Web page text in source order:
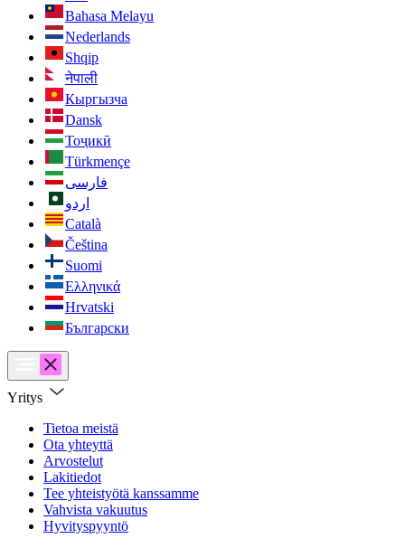
Bahasa Melayu
Nederlands
Shqip
नेपाली
Кыргызча
Dansk
Тоҷикӣ
Türkmençe
فارسی
اردو
Català
Čeština
Suomi
Ελληνικά
Hrvatski
Български
Yritys
Tietoa meistä
Ota yhteyttä
Arvostelut
Lakitiedot
Tee yhteistyötä kanssamme
Vahvista vakuutus
Hyvityspyyntö